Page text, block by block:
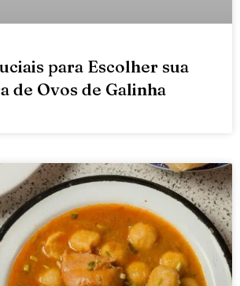
para Escolher sua
de Ovos de Galinha